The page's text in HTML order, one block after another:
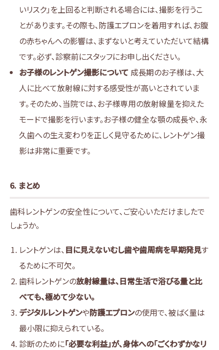
いリスク」を上回ると判断される場合には、撮影を行うこ
とがあります。その際も、防護エプロンを着用すれば、お腹
の赤ちゃんへの影響は、まずないと考えていただいて結構
です。必ず、診察前にスタッフにお申し出ください。
お子様のレントゲン撮影について 成長期のお子様は、大
人に比べて放射線に対する感受性が高いとされていま
す。そのため、当院では、お子様専用の放射線量を抑えた
モードで撮影を行います。お子様の健全な顎の成長や、永
久歯への生え変わりを正しく見守るために、レントゲン撮
影は非常に重要です。
6. まとめ
歯科レントゲンの安全性について、ご安心いただけましたで
しょうか。
レントゲンは、 目に見えないむし歯や歯周病を早期発見す
るために不可欠。
歯科レントゲンの放射線量は、日常生活で浴びる量と比
べても、極めて少ない。
デジタルレントゲンや防護エプロンの使用で、被ばく量は
最小限に抑えられている。
診断のために「必要な利益」が、身体への「ごくわずかなリ